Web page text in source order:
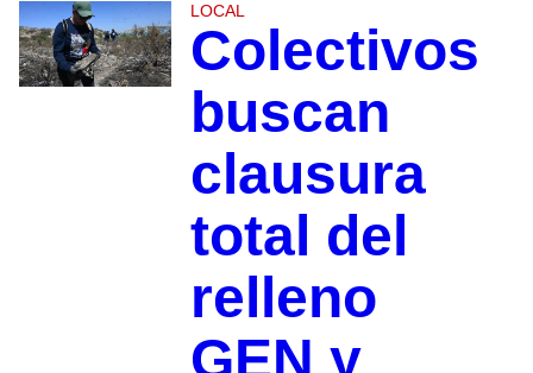
LOCAL
Colectivos
buscan
clausura
total del
relleno
GEN y